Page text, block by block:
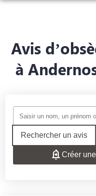
MONUMENTS FUNÉRAIRES
NOS AGENCES
BOURG
ESPACES HOMMAGES
Avis
à
Rechercher un avis
Créer